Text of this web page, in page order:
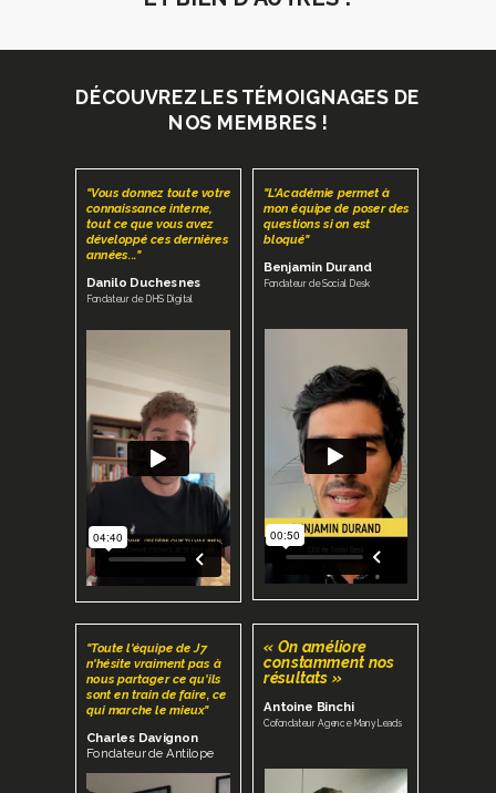
DÉCOUVREZ LES TÉMOIGNAGES DE
NOS MEMBRES !
« On améliore
constamment nos
résultats »
Antoine Binchi
Cofondateur Agence ManyLeads
"Vous donnez toute votre
connaissance interne,
tout ce que vous avez
développé ces dernières
années..."
Danilo Duchesnes
Fondateur de DHS Digital
"L'Académie permet à
mon équipe de poser des
questions si on est
bloqué"
Benjamin Durand
Fondateur de Social Desk
"Toute l'équipe de J7
n'hésite vraiment pas à
nous partager ce qu'ils
sont en train de faire, ce
qui marche le mieux"
Charles Davignon
Fondateur de Antilope